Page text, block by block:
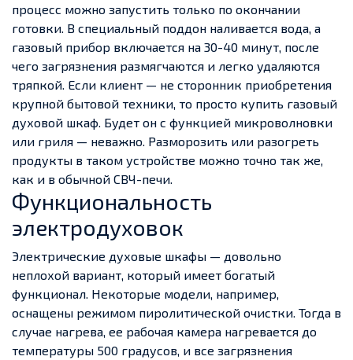
процесс можно запустить только по окончании
готовки. В специальный поддон наливается вода, а
газовый прибор включается на 30-40 минут, после
чего загрязнения размягчаются и легко удаляются
тряпкой. Если клиент — не сторонник приобретения
крупной бытовой техники, то просто купить газовый
духовой шкаф. Будет он с функцией микроволновки
или гриля — неважно. Разморозить или разогреть
продукты в таком устройстве можно точно так же,
как и в обычной СВЧ-печи.
Функциональность
электродуховок
Электрические духовые шкафы — довольно
неплохой вариант, который имеет богатый
функционал. Некоторые модели, например,
оснащены режимом пиролитической очистки. Тогда в
случае нагрева, ее рабочая камера нагревается до
температуры 500 градусов, и все загрязнения